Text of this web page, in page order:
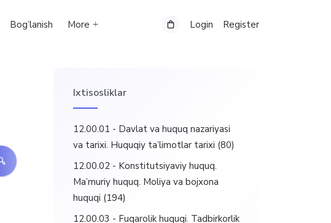
Bog’lanish More Login Register
Ixtisosliklar
12.00.01 - Davlat va huquq nazariyasi
va tarixi. Huquqiy ta’limotlar tarixi (80)
12.00.02 - Konstitutsiyaviy huquq.
Ma’muriy huquq. Moliya va bojxona
huquqi (194)
12.00.03 - Fuqarolik huquqi. Tadbirkorlik